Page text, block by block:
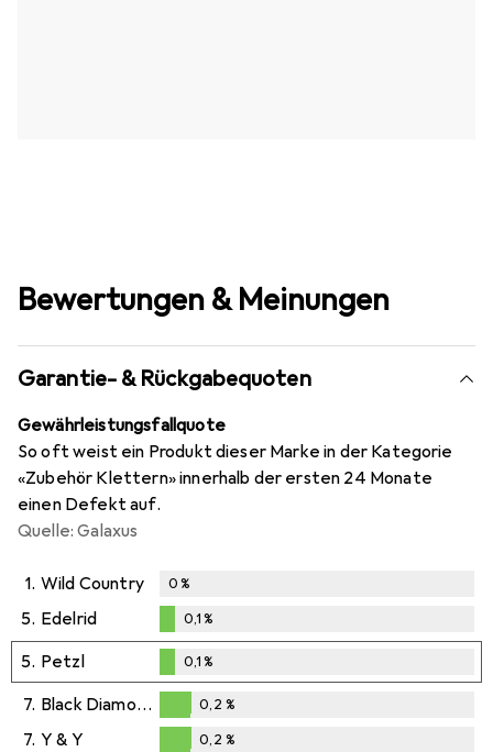
Bewertungen & Meinungen
Garantie- & Rückgabequoten
Gewährleistungsfallquote
So oft weist ein Produkt dieser Marke in der Kategorie
«Zubehör Klettern» innerhalb der ersten 24 Monate
einen Defekt auf.
Quelle: Galaxus
1. Wild Country 0%
5. Edelrid
0,1%
0,1%
5. Petzl
0,1%
0,1%
7. Black Diamond
0,2%
0,2 %
7. Y & Y 0,2 %